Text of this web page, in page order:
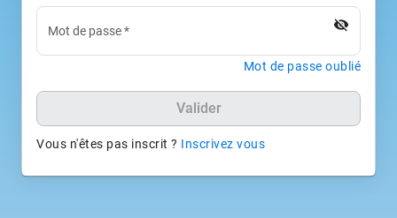
Mot de passe* visibility_off
Mot de passe oublié
Valider
Vous n'êtes pas inscrit ? Inscrivez vous